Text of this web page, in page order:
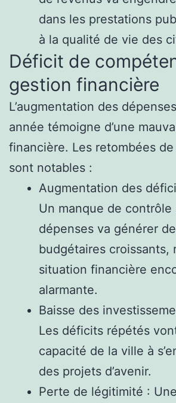
dans les prestations
à la qualité de vie des
Déficit de
gestion financière
L’augmentation des
année témoigne d’une
financière. Les retombées
sont notables :
Augmentation des
Un manque de contrôle
dépenses va générer
budgétaires croissants,
situation financière
alarmante.
Baisse des
Les déficits répétés
capacité de la ville à
des projets d’avenir.
Perte de légitimité :